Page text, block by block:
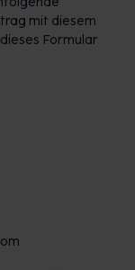
mit diesem
Formular